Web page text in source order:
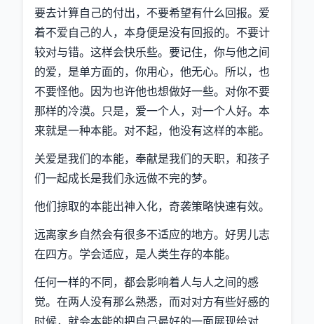
要去计算自己的付出，不要希望有什么回报。爱
着不爱自己的人，本身便是没有回报的。不要计
较对与错。这样会快乐些。要记住，你与他之间
的爱，是单方面的，你用心，他无心。所以，也
不要怪他。因为也许他也想做好一些。对你不要
那样的冷漠。只是，爱一个人，对一个人好。本
来就是一种本能。对不起，他没有这样的本能。
关爱是我们的本能，奉献是我们的天职，和孩子
们一起成长是我们永远做不完的梦。
他们掠取的本能出神入化，奇袭策略快速有效。
远离家乡自然会有很多不适应的地方。好男儿志
在四方。学会适应，是人类生存的本能。
任何一样的不同，都会影响着人与人之间的感
觉。在两人没有那么熟悉，而对对方有些好感的
时候，就会本能的把自己最好的一面展现给对